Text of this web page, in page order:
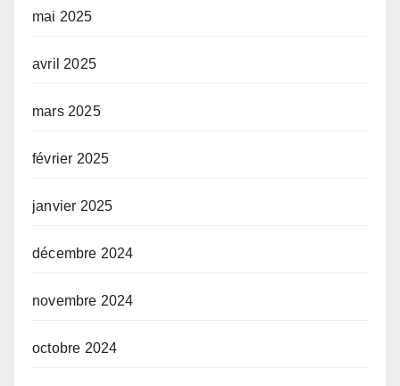
mai 2025
avril 2025
mars 2025
février 2025
janvier 2025
décembre 2024
novembre 2024
octobre 2024